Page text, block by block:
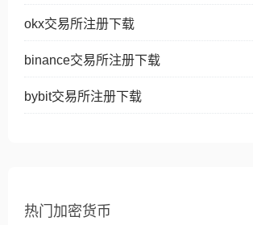
okx交易所注册下载
binance交易所注册下载
bybit交易所注册下载
热门加密货币